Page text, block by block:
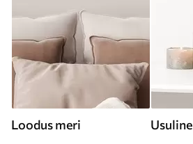
Loodus meri Usuline